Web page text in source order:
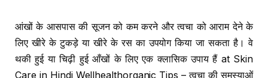
आंखों के आसपास की सूजन को कम करने और त्वचा को आराम देने के
लिए खीरे के टुकड़े या खीरे के रस का उपयोग किया जा सकता है। वे
थकी हुई या चिढ़ी हुई आँखों के लिए एक क्लासिक उपाय हैं at Skin
Care in Hindi Wellhealthorganic Tips – त्वचा की समस्याओं